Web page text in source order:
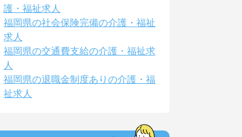
護・福祉求人
福岡県の社会保険完備の介護・福祉
求人
福岡県の交通費支給の介護・福祉求
人
福岡県の退職金制度ありの介護・福
祉求人